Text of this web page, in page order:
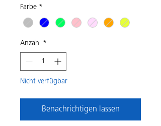
Farbe *
Anzahl *
Nicht verfügbar
Benachrichtigen lassen